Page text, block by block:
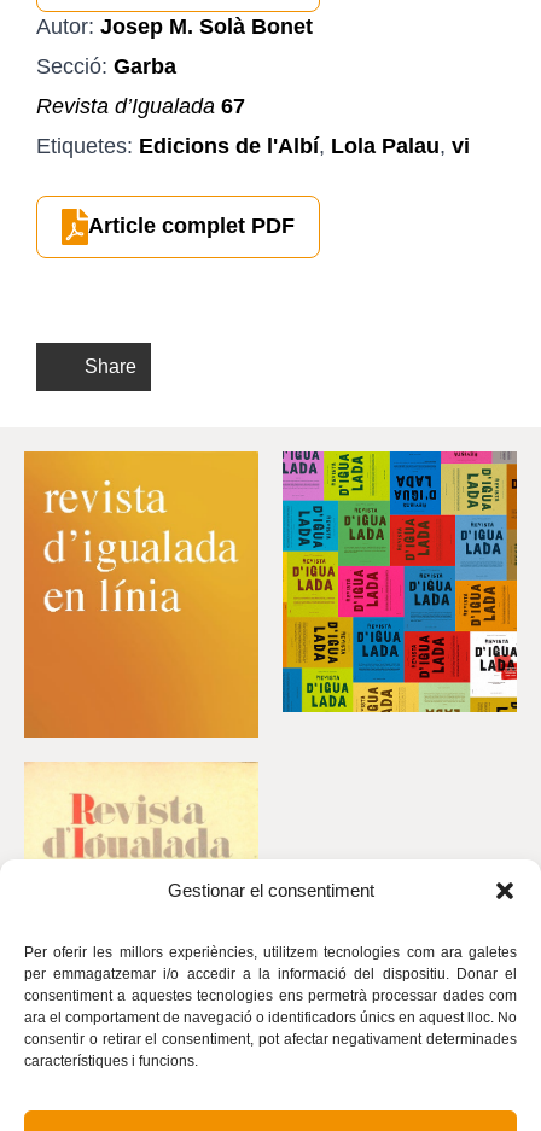
Gestionar el consentiment
Per oferir les millors experiències, utilitzem tecnologies com ara galetes
per emmagatzemar i/o accedir a la informació del dispositiu. Donar el
consentiment a aquestes tecnologies ens permetrà processar dades com
ara el comportament de navegació o identificadors únics en aquest lloc. No
consentir o retirar el consentiment, pot afectar negativament determinades
característiques i funcions.
Autor: Josep M. Solà Bonet
Secció: Garba
Revista d’Igualada 67
Etiquetes: Edicions de l'Albí, Lola Palau, vi
Article complet PDF
Share